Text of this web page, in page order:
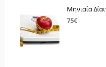
Μηνιαία
75€